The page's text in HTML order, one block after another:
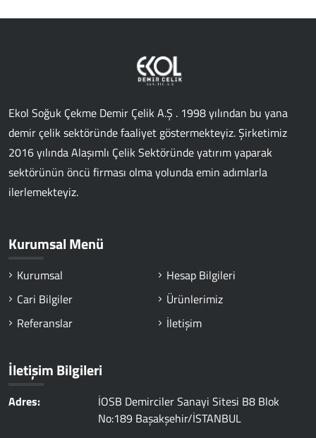
Ekol Soğuk Çekme Demir Çelik A.Ş . 1998 yılından bu yana
demir çelik sektöründe faaliyet göstermekteyiz. Şirketimiz
2016 yılında Alaşımlı Çelik Sektöründe yatırım yaparak
sektörünün öncü firması olma yolunda emin adımlarla
ilerlemekteyiz.
Kurumsal Menü
Kurumsal
Hesap Bilgileri
Cari Bilgiler
Ürünlerimiz
Referanslar
İletişim
İletişim Bilgileri
Adres:
İOSB Demirciler Sanayi Sitesi B8 Blok
No:189 Başakşehir/İSTANBUL